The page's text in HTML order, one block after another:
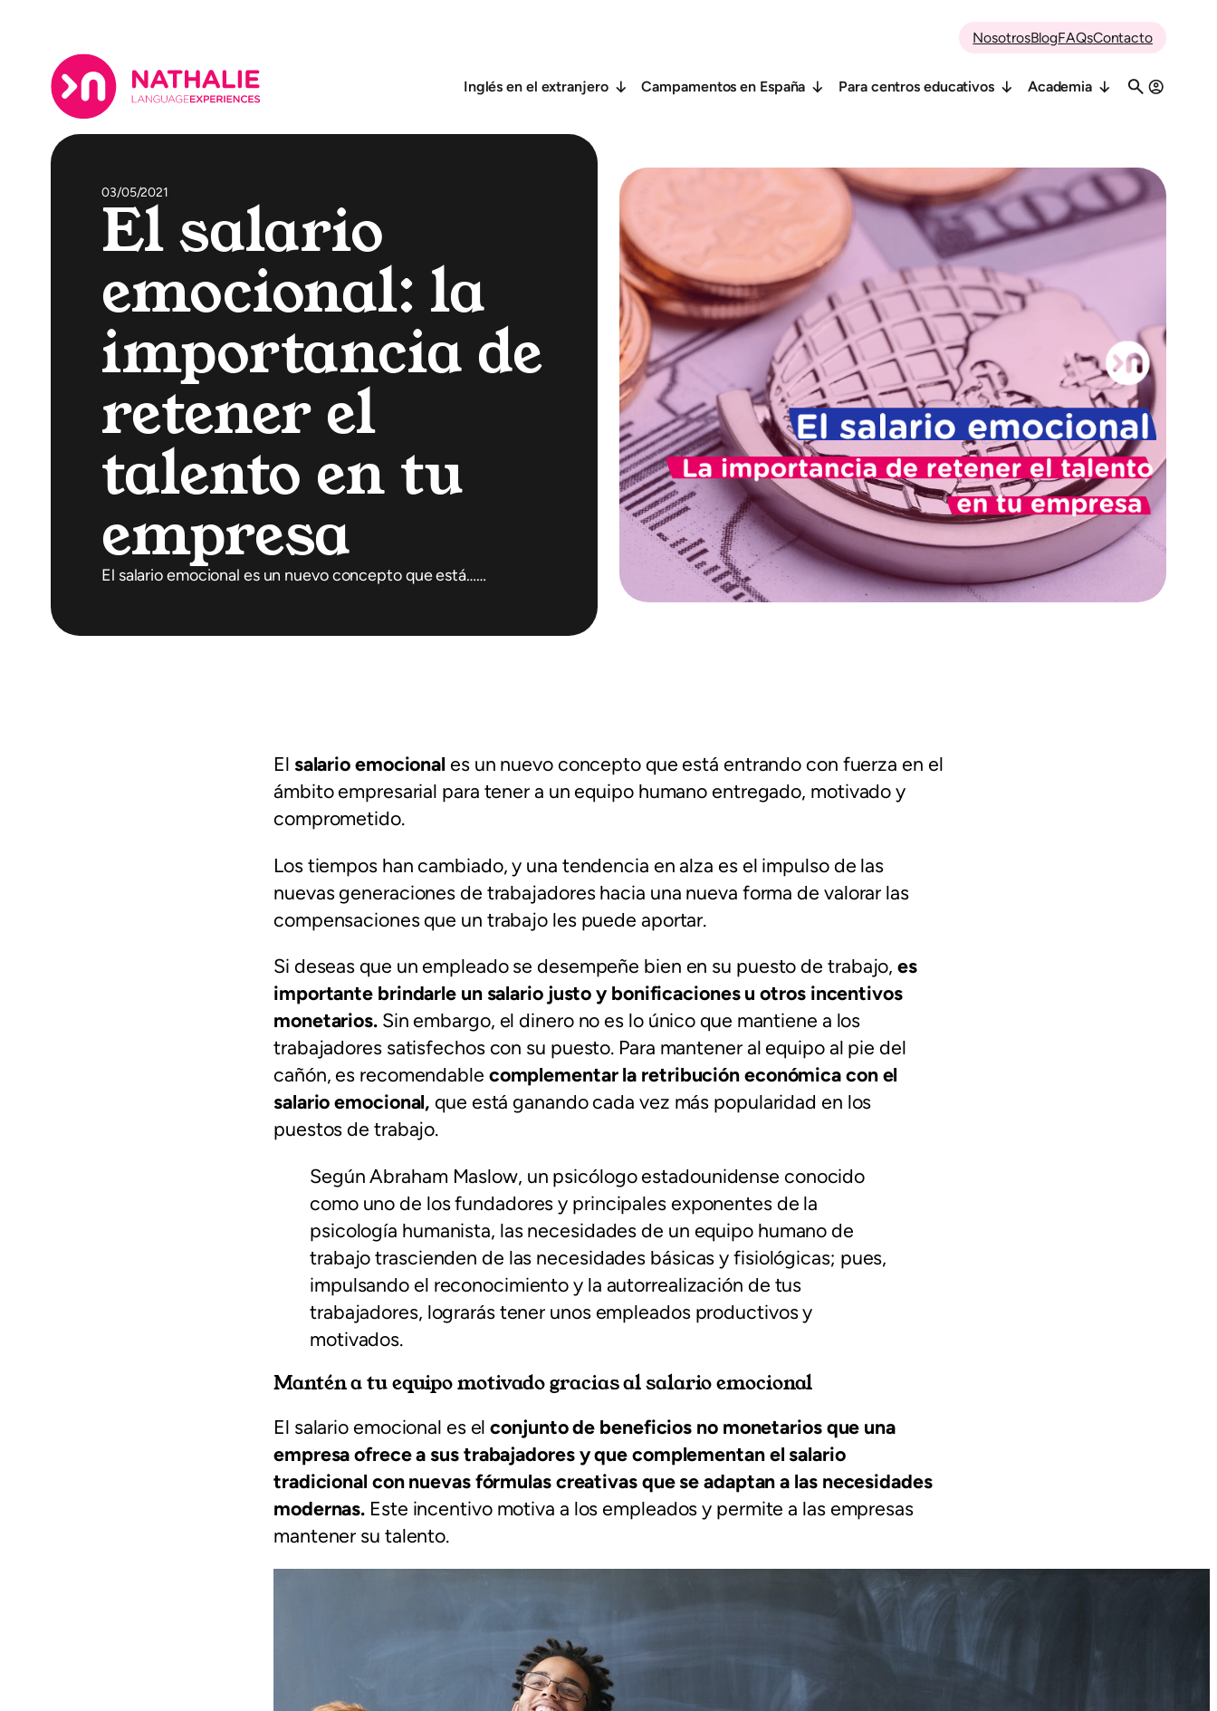
NosotrosBlogFAQsContacto
Inglés en el extranjero Campamentos en España Para centros educativos Academia
03/05/2021
El salario
emocional: la
importancia de
retener el
talento en tu
empresa⁣
El salario emocional es un nuevo concepto que está……
El salario emocional es un nuevo concepto que está entrando con fuerza en el
ámbito empresarial para tener a un equipo humano entregado, motivado y
comprometido.
Los tiempos han cambiado, y una tendencia en alza es el impulso de las
nuevas generaciones de trabajadores hacia una nueva forma de valorar las
compensaciones que un trabajo les puede aportar.
Si deseas que un empleado se desempeñe bien en su puesto de trabajo,es
importante brindarle un salario justo y bonificaciones u otros incentivos
monetarios. Sin embargo, el dinero no es lo único que mantiene a los
trabajadores satisfechos con su puesto. Para mantener al equipo al pie del
cañón, es recomendable complementar la retribución económica con el
salario emocional, que está ganando cada vez más popularidad en los
puestos de trabajo.
Según Abraham Maslow, un psicólogo estadounidense conocido
como uno de los fundadores y principales exponentes de la
psicología humanista, las necesidades de un equipo humano de
trabajo trascienden de las necesidades básicas y fisiológicas; pues,
impulsando el reconocimiento y la autorrealización de tus
trabajadores, lograrás tener unos empleados productivos y
motivados.
Mantén a tu equipo motivado gracias al salario emocional
El salario emocional es elconjunto de beneficios no monetarios que una
empresa ofrece a sus trabajadores y que complementan el salario
tradicional con nuevas fórmulas creativas que se adaptan a las necesidades
modernas. Este incentivo motiva a los empleados y permite a las empresas
mantener su talento.